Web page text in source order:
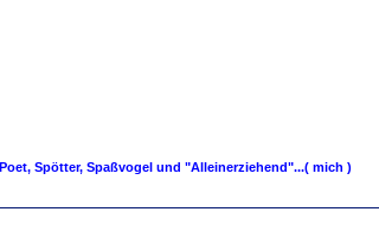
Spötter, Spaßvogel und "Alleinerziehend"...( mich )